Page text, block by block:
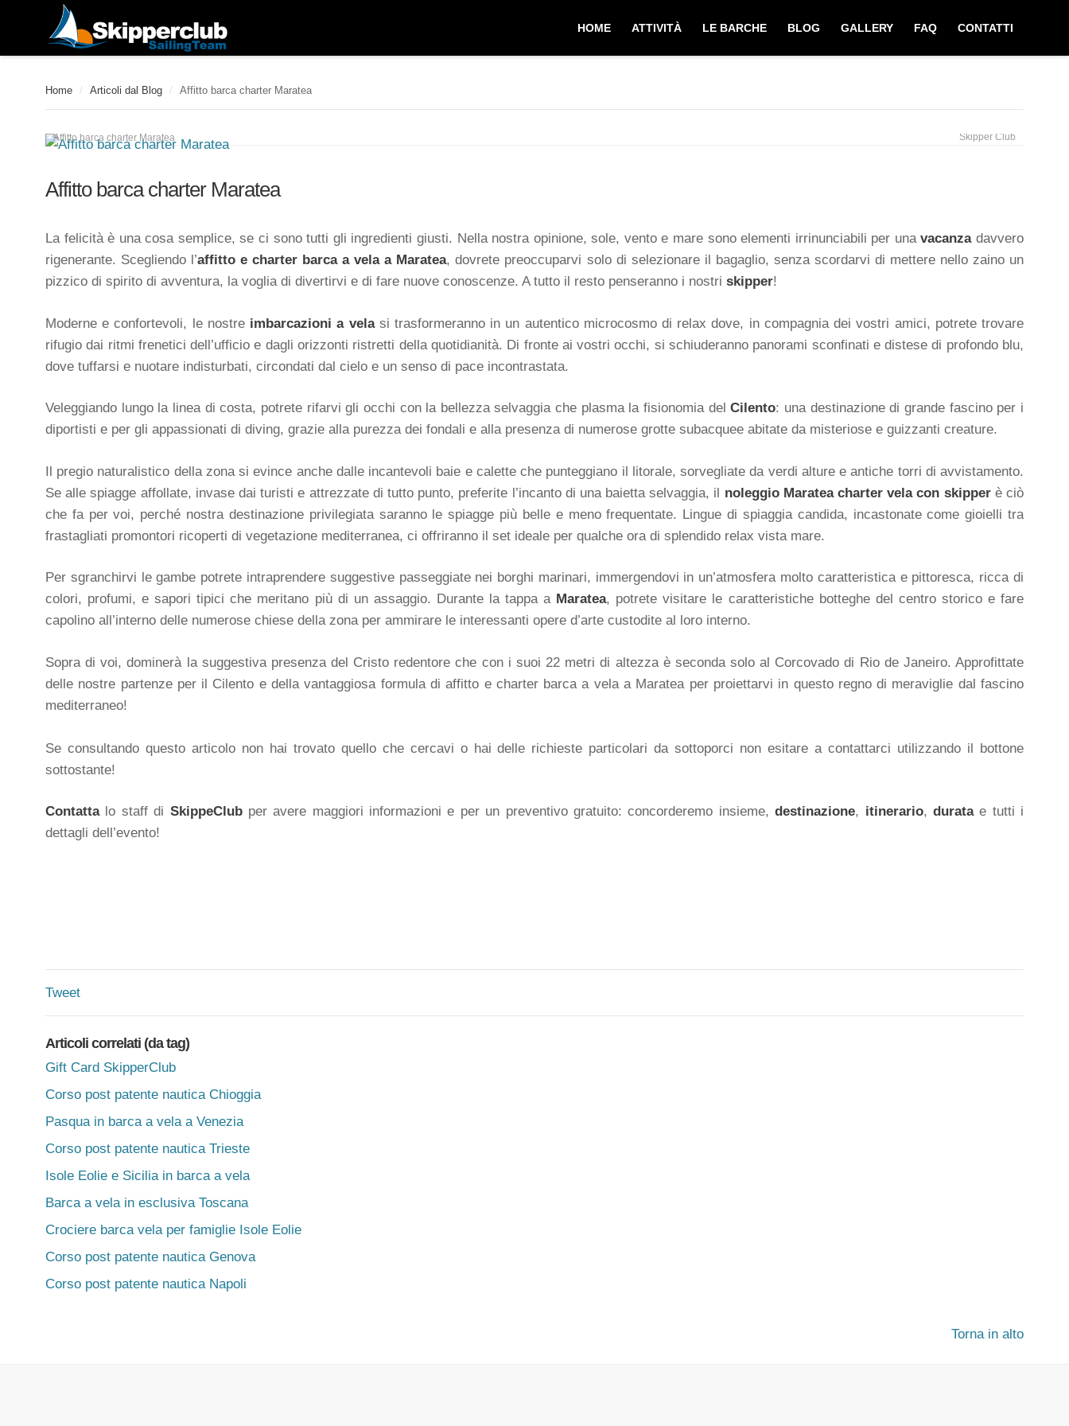
Home / Articoli dal Blog / Affitto barca charter Maratea
Affitto barca charter Maratea Skipper Club
Affitto barca charter Maratea
La felicità è una cosa semplice, se ci sono tutti gli ingredienti giusti. Nella nostra opinione, sole, vento e mare sono elementi irrinunciabili per unavacanzadavvero
rigenerante. Scegliendo l’affitto e charter barca a vela a Maratea, dovrete preoccuparvi solo di selezionare il bagaglio, senza scordarvi di mettere nello zaino un
pizzico di spirito di avventura, la voglia di divertirvi e di fare nuove conoscenze. A tutto il resto penseranno i nostri skipper!
Moderne e confortevoli, le nostre imbarcazioni a velasi trasformeranno in un autentico microcosmo di relax dove, in compagnia dei vostri amici, potrete trovare
rifugio dai ritmi frenetici dell’ufficio e dagli orizzonti ristretti della quotidianità. Di fronte ai vostri occhi, si schiuderanno panorami sconfinati e distese di profondo blu,
dove tuffarsi e nuotare indisturbati, circondati dal cielo e un senso di pace incontrastata.
Veleggiando lungo la linea di costa, potrete rifarvi gli occhi con la bellezza selvaggia che plasma la fisionomia delCilento: una destinazione di grande fascino per i
diportisti e per gli appassionati di diving, grazie alla purezza dei fondali e alla presenza di numerose grotte subacquee abitate da misteriose e guizzanti creature.
Il pregio naturalistico della zona si evince anche dalle incantevoli baie e calette che punteggiano il litorale, sorvegliate da verdi alture e antiche torri di avvistamento.
Se alle spiagge affollate, invase dai turisti e attrezzate di tutto punto, preferite l’incanto di una baietta selvaggia, il noleggio Maratea charter vela con skipperè ciò
che fa per voi, perché nostra destinazione privilegiata saranno le spiagge più belle e meno frequentate. Lingue di spiaggia candida, incastonate come gioielli tra
frastagliati promontori ricoperti di vegetazione mediterranea, ci offriranno il set ideale per qualche ora di splendido relax vista mare.
Per sgranchirvi le gambe potrete intraprendere suggestive passeggiate nei borghi marinari, immergendovi in un’atmosfera molto caratteristica e pittoresca, ricca di
colori, profumi, e sapori tipici che meritano più di un assaggio. Durante la tappa a Maratea, potrete visitare le caratteristiche botteghe del centro storico e fare
capolino all’interno delle numerose chiese della zona per ammirare le interessanti opere d’arte custodite al loro interno.
Sopra di voi, dominerà la suggestiva presenza del Cristo redentore che con i suoi 22 metri di altezza è seconda solo al Corcovado di Rio de Janeiro. Approfittate
delle nostre partenze per il Cilento e della vantaggiosa formula di affitto e charter barca a vela a Maratea per proiettarvi in questo regno di meraviglie dal fascino
mediterraneo!
Se consultando questo articolo non hai trovato quello che cercavi o hai delle richieste particolari da sottoporci non esitare a contattarci utilizzando il bottone
sottostante!
Contatta lo staff di SkippeClub per avere maggiori informazioni e per un preventivo gratuito: concorderemo insieme,destinazione, itinerario, duratae tutti i
dettagli dell’evento!
Tweet
Articoli correlati (da tag)
Gift Card SkipperClub
Corso post patente nautica Chioggia
Pasqua in barca a vela a Venezia
Corso post patente nautica Trieste
Isole Eolie e Sicilia in barca a vela
Barca a vela in esclusiva Toscana
Crociere barca vela per famiglie Isole Eolie
Corso post patente nautica Genova
Corso post patente nautica Napoli
Torna in alto
HOME ATTIVITÀ LE BARCHE BLOG GALLERY FAQ CONTATTI